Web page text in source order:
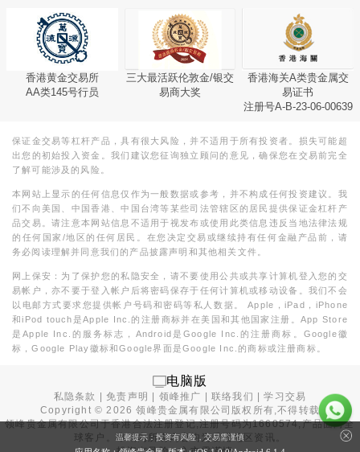
香港黄金交易所
AA类145号行员
三大最活跃伦敦金/银交
易商大奖
香港海关A类贵金属交
易证书
注册号A-B-23-06-00639
保证金交易等杠杆产品，具有很大风险，并不适用于所有投资者。损失可能超
出您的初始投入资金。我们建议您征询独立顾问的意见，确保您在交易前完全
了解可能涉及的风险。
本网站上显示的任何信息仅作为一般数据或参考，并不构成任何投资建议。我
们不向美国、中国香港、中国台湾等某些司法管辖区的居民提供保证金杠杆产
品交易。请注意本网站信息不适用于视发布或使用此类信息违反当地法律法规
的任何国家/地区的任何居民。在您决定交易或继续持有任何金融产品前，请
务必阅读理解并同意我们的产品披露声明和其他相关文件。
网上保安：为了保护您的私隐安全，请不要使用公共或共享计算机登入您的交
易帐户，亦不要于登入帐户后将密码保存于任何计算机或移动设备。我们不会
以电邮方式要求您提供帐户号码和密码等私人数据。 Apple，iPad，iPhone
和iPod touch是Apple Inc.的注册商标并在美国和其他国家注册。App Store
是Apple Inc.的服务标志，Android是Google Inc.的注册商标。Google徽
标，Google Play徽标和Google界面是Google Inc.的商标或注册商标。
电脑版
私隐条款 |免责声明 领峰推广 |联络我们 |学习交易
Copyright ©2026 领峰贵金属有限公司版权所有,不得转载
领峰贵金属有限公司于香港合法注册登记,注册号码为1660574,产品面向全
球客户。本站内所有内容均为香港地区资讯。
温馨提示：投资有风险，交易需谨慎